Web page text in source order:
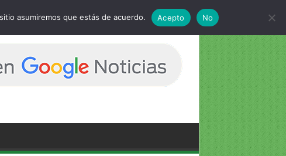
asumiremos que estás de acuerdo. Acepto No